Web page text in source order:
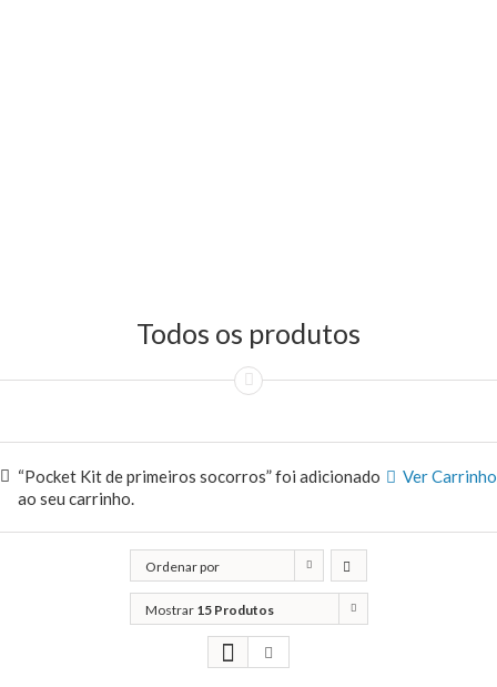
Todos os produtos
Ver Carrinho
“Pocket Kit de primeiros socorros” foi adicionado
ao seu carrinho.
Ordenar por
Classificação
Mostrar 15 Produtos